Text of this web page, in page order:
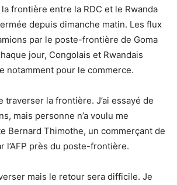
la frontière entre la RDC et le Rwanda
depuis dimanche matin. Les flux
par le poste-frontière de Goma
jour, Congolais et Rwandais
notamment pour le commerce.
traverser la frontière. J’ai essayé de
mais personne n’a voulu me
Bernard Thimothe, un commerçant de
l’AFP près du poste-frontière.
mais le retour sera difficile. Je